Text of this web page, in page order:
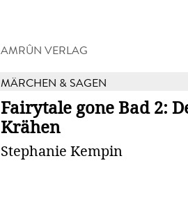
AMRÛN VERLAG
MÄRCHEN & SAGEN
Fairytale gone Bad 2:
Krähen
Stephanie Kempin